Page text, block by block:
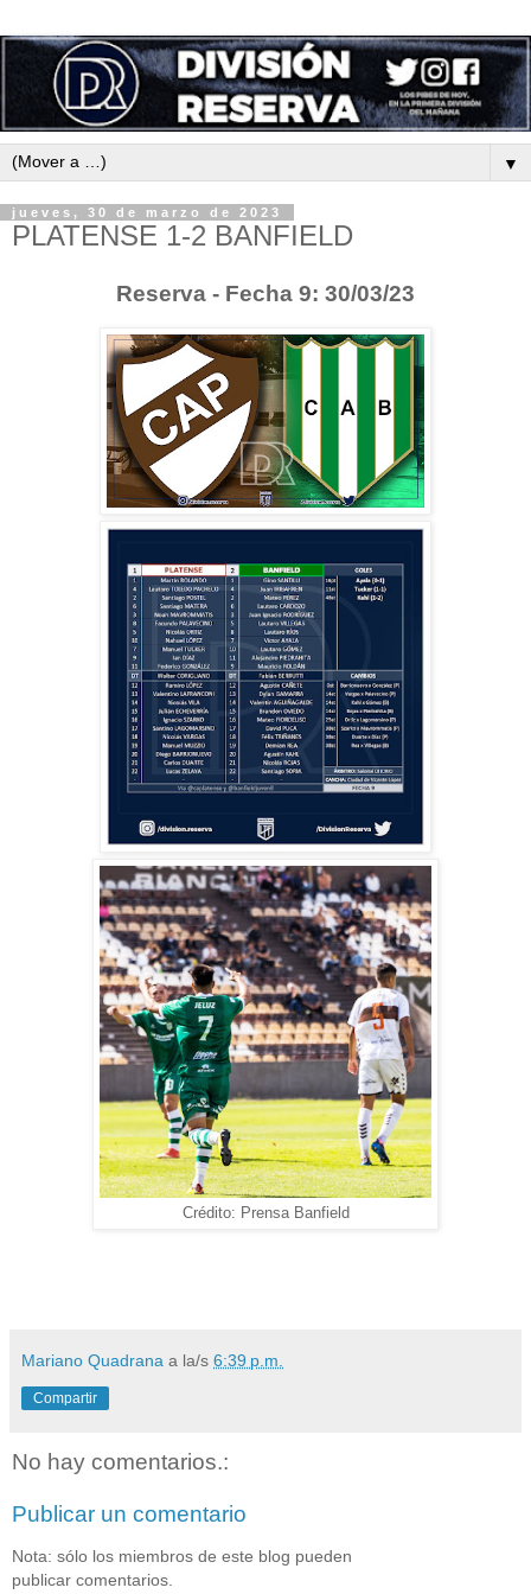
▼
jueves, 30 de marzo de 2023
PLATENSE 1-2 BANFIELD
Reserva - Fecha 9: 30/03/23
Crédito: Prensa Banfield
Mariano Quadrana a la/s 6:39 p.m.
Compartir
No hay comentarios.:
Publicar un comentario
Nota: sólo los miembros de este blog pueden
publicar comentarios.